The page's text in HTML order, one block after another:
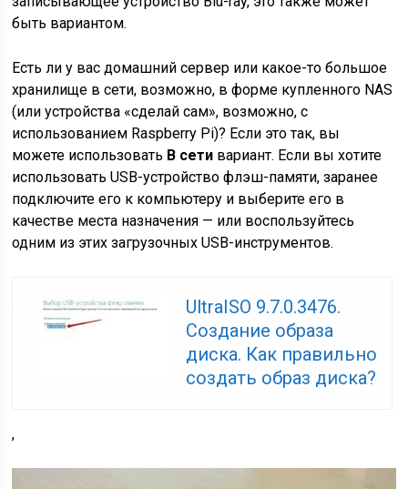
быть вариантом.
Есть ли у вас домашний сервер или какое-то большое
хранилище в сети, возможно, в форме купленного NAS
(или устройства «сделай сам», возможно, с
использованием Raspberry Pi)? Если это так, вы
можете использовать В сети вариант. Если вы хотите
использовать USB-устройство флэш-памяти, заранее
подключите его к компьютеру и выберите его в
качестве места назначения — или воспользуйтесь
одним из этих загрузочных USB-инструментов.
UltraISO 9.7.0.3476.
Создание образа
диска. Как правильно
создать образ диска?
,